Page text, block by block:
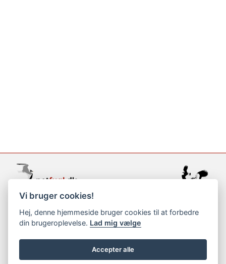
support@netfugl.dk
copyright © 2002-2023
Vi bruger cookies!
Hej, denne hjemmeside bruger cookies til at forbedre
din brugeroplevelse. Lad mig vælge
Accepter alle